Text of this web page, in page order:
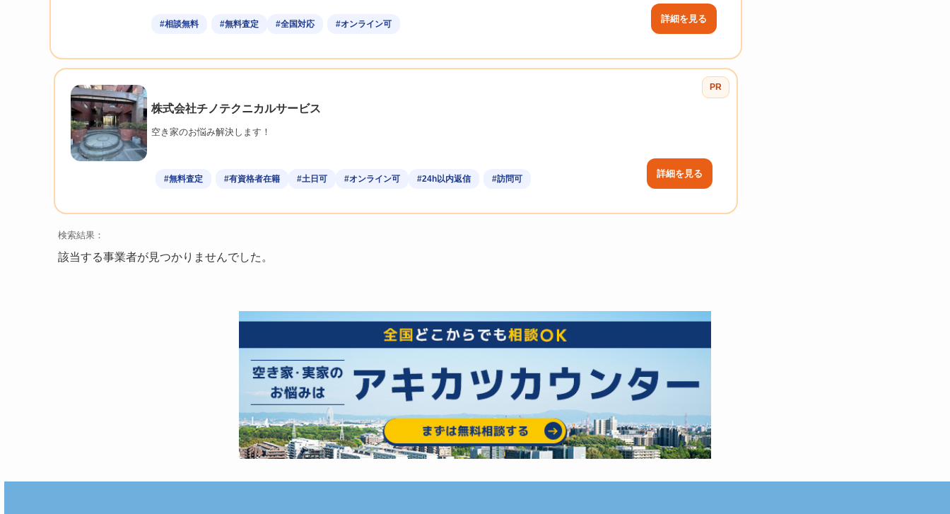
#相談無料 #無料査定 #全国対応 #オンライン可 詳細を見る
PR
株式会社チノテクニカルサービス
空き家のお悩み解決します！
#無料査定 #有資格者在籍 #土日可 #オンライン可 #24h以内返信 #訪問可 詳細を見る
検索結果：
該当する事業者が見つかりませんでした。